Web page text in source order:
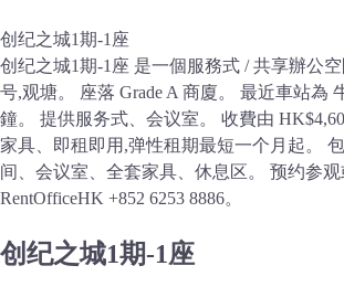
创纪之城1期-1座
创纪之城1期-1座 是一個服務式 / 共享辦公
号,观塘。 座落 Grade A 商廈。 最近車站為
鐘。 提供服务式、会议室。 收費由
家具、即租即用,弹性租期最短一个月起。
间、会议室、全套家具、休息区。 预约参
RentOfficeHK +852 6253 8886。
创纪之城1期-1座